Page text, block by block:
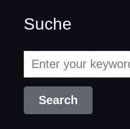
Suche